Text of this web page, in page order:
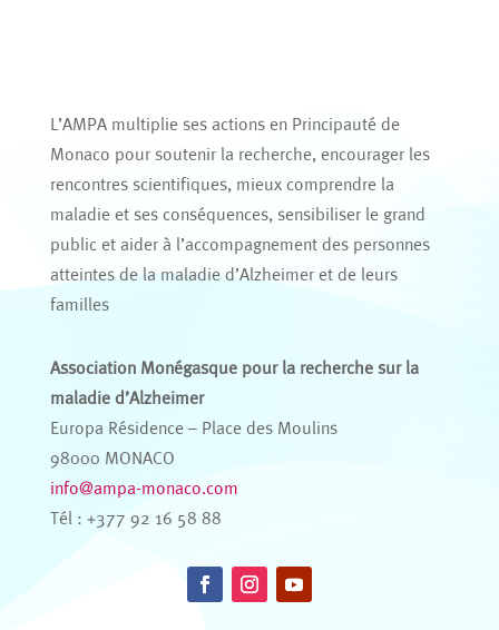
L’AMPA multiplie ses actions en Principauté de
Monaco pour soutenir la recherche, encourager les
rencontres scientifiques, mieux comprendre la
maladie et ses conséquences, sensibiliser le grand
public et aider à l’accompagnement des personnes
atteintes de la maladie d’Alzheimer et de leurs
familles
Association Monégasque pour la recherche sur la
maladie d’Alzheimer
Europa Résidence – Place des Moulins
98000 MONACO
info@ampa-monaco.com
Tél : +377 92 16 58 88